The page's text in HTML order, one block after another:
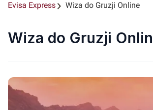
Evisa Express Wiza do Gruzji Online
Wiza do Gruzji